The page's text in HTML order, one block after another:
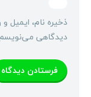
ذخیره نام، ایمیل
دیدگاهی